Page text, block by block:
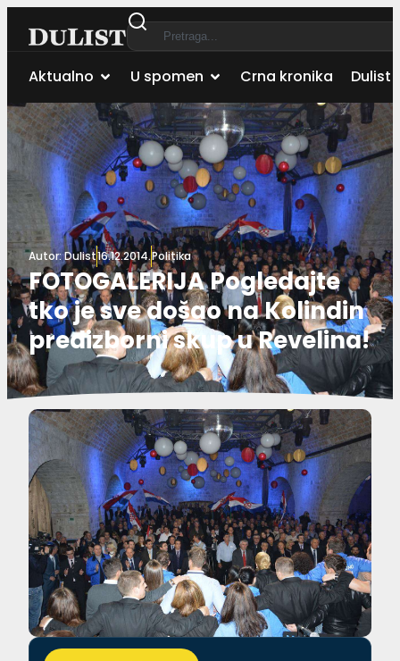
Aktualno U spomen Crna kronika Dulist
Autor:Dulist16.12.2014.Politika
FOTOGALERIJA Pogledajte
tko je sve došao na Kolindin
predizborni skup u Revelina!